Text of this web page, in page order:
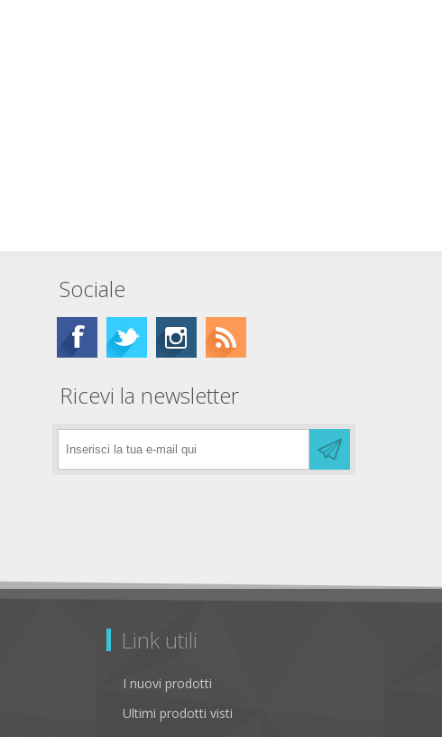
Sociale
Ricevi la newsletter
Link utili
I nuovi prodotti
Ultimi prodotti visti